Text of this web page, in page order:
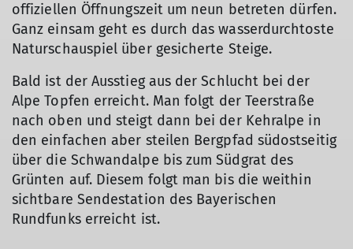
offiziellen Öffnungszeit um neun betreten dürfen.
Ganz einsam geht es durch das wasserdurchtoste
Naturschauspiel über gesicherte Steige.
Bald ist der Ausstieg aus der Schlucht bei der
Alpe Topfen erreicht. Man folgt der Teerstraße
nach oben und steigt dann bei der Kehralpe in
den einfachen aber steilen Bergpfad südostseitig
über die Schwandalpe bis zum Südgrat des
Grünten auf. Diesem folgt man bis die weithin
sichtbare Sendestation des Bayerischen
Rundfunks erreicht ist.